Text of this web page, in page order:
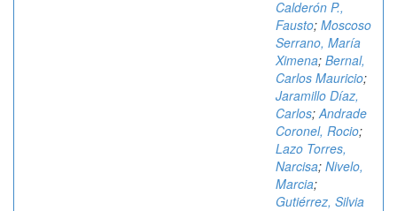
Calderón P.,
Fausto; Moscoso
Serrano, María
Ximena; Bernal,
Carlos Mauricio;
Jaramillo Díaz,
Carlos;Andrade
Coronel, Rocio;
Lazo Torres,
Narcisa; Nivelo,
Marcia;
Gutiérrez, Silvia